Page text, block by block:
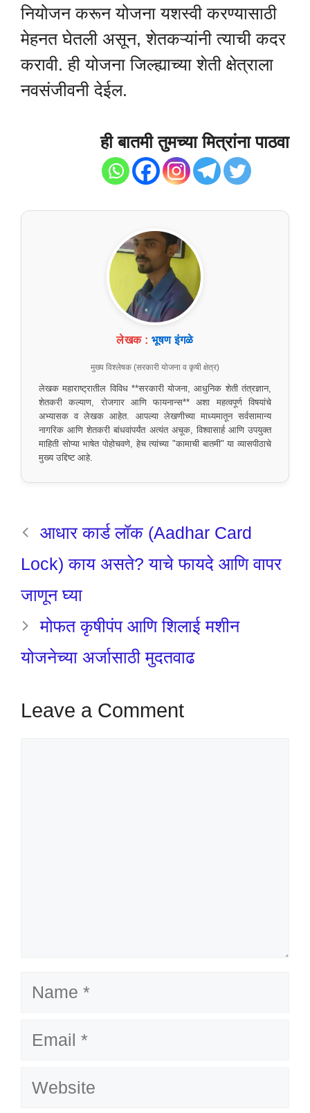
नियोजन करून योजना यशस्वी करण्यासाठी
मेहनत घेतली असून, शेतकऱ्यांनी त्याची कदर
करावी. ही योजना जिल्ह्याच्या शेती क्षेत्राला
नवसंजीवनी देईल.
ही बातमी तुमच्या मित्रांना पाठवा
लेखक : भूषण इंगळे
मुख्य विश्लेषक (सरकारी योजना व कृषी क्षेत्र)
लेखक महाराष्ट्रातील विविध **सरकारी योजना, आधुनिक शेती तंत्रज्ञान,
शेतकरी कल्याण, रोजगार आणि फायनान्स** अशा महत्वपूर्ण विषयांचे
अभ्यासक व लेखक आहेत. आपल्या लेखणीच्या माध्यमातून सर्वसामान्य
नागरिक आणि शेतकरी बांधवांपर्यंत अत्यंत अचूक, विश्वासार्ह आणि उपयुक्त
माहिती सोप्या भाषेत पोहोचवणे, हेच त्यांच्या "कामाची बातमी" या व्यासपीठाचे
मुख्य उद्दिष्ट आहे.
आधार कार्ड लॉक (Aadhar Card
Lock) काय असते? याचे फायदे आणि वापर
जाणून घ्या
मोफत कृषीपंप आणि शिलाई मशीन
योजनेच्या अर्जासाठी मुदतवाढ
Leave a Comment
Name
Email
Website